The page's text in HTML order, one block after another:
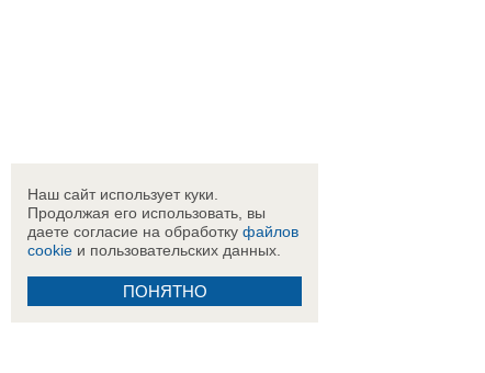
Наш сайт использует куки.
Продолжая его использовать, вы
даете согласие на обработку файлов
cookie и пользовательских данных.
ПОНЯТНО